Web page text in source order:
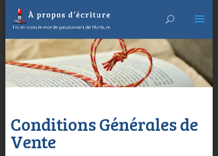
Conditions Générales de
Vente